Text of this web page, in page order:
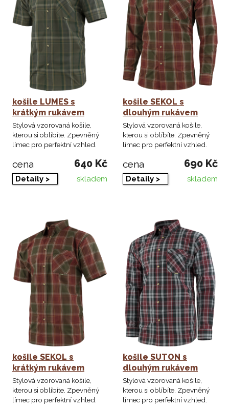
košile LUMES s
krátkým rukávem
Stylová vzorovaná košile,
kterou si oblíbíte. Zpevněný
límec pro perfektní vzhled.
cena 640 Kč
Detaily > skladem
košile SEKOL s
dlouhým rukávem
Stylová vzorovaná košile,
kterou si oblíbíte. Zpevněný
límec pro perfektní vzhled.
cena 690 Kč
Detaily > skladem
košile SEKOL s
krátkým rukávem
Stylová vzorovaná košile,
kterou si oblíbíte. Zpevněný
límec pro perfektní vzhled.
košile SUTON s
dlouhým rukávem
Stylová vzorovaná košile,
kterou si oblíbíte. Zpevněný
límec pro perfektní vzhled.